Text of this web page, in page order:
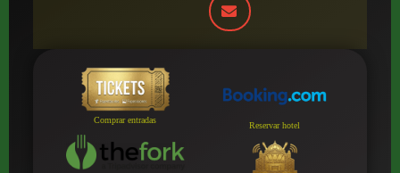
Comprar entradas
Reservar hotel